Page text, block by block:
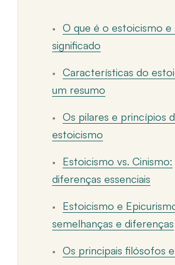
O que é o estoicismo e
significado
Características do
um resumo
Os pilares e princípios
estoicismo
Estoicismo vs. Cinismo:
diferenças essenciais
Estoicismo e
semelhanças e diferenças
Os principais filósofos